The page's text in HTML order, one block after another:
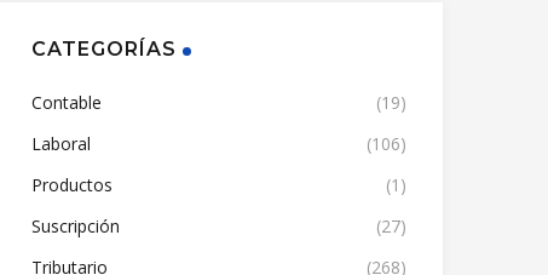
CATEGORÍAS
Contable
(19)
Laboral
(106)
Productos
(1)
Suscripción
(27)
Tributario
(268)